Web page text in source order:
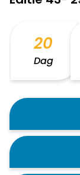
20
Dag